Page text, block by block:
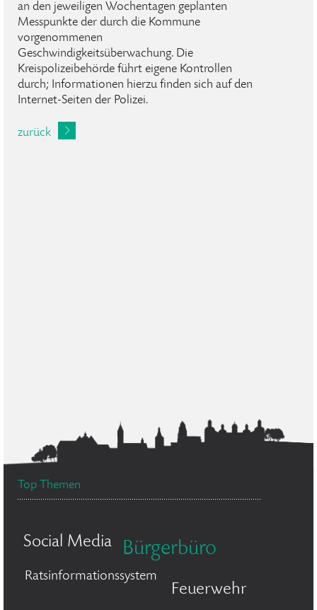
an den jeweiligen Wochentagen geplanten
Messpunkte der durch die Kommune
vorgenommenen
Geschwindigkeitsüberwachung. Die
Kreispolizeibehörde führt eigene Kontrollen
durch; Informationen hierzu finden sich auf den
Internet-Seiten der Polizei.
zurück
Top Themen
Social Media Bürgerbüro
Ratsinformationssystem
Feuerwehr